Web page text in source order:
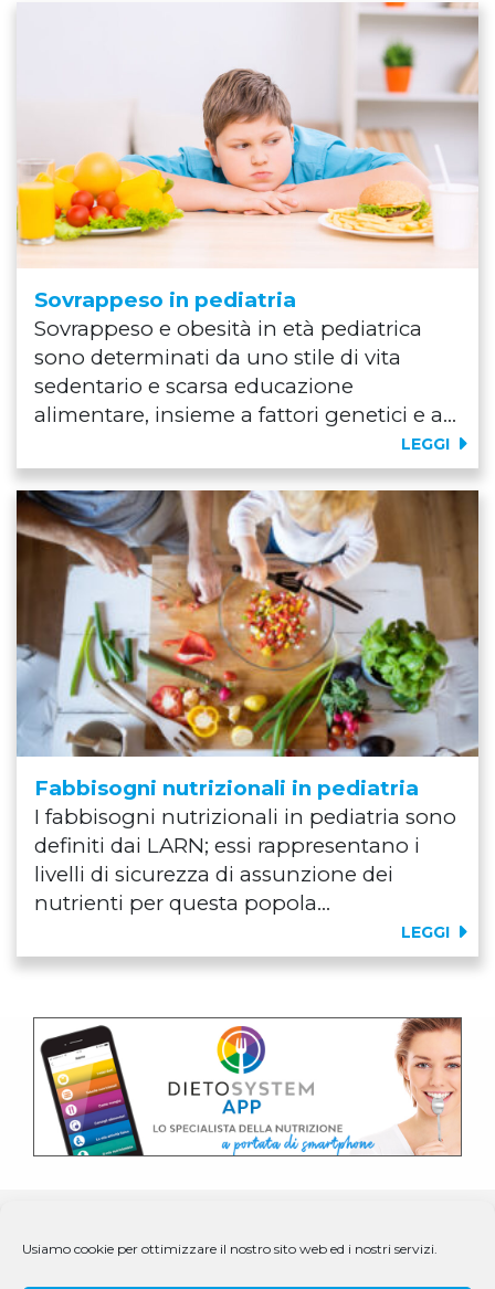
Usiamo cookie per ottimizzare il nostro sito web ed i nostri servizi.
Sovrappeso in pediatria
Sovrappeso e obesità in età pediatrica
sono determinati da uno stile di vita
sedentario e scarsa educazione
alimentare, insieme a fattori genetici e a...
LEGGI
Fabbisogni nutrizionali in pediatria
I fabbisogni nutrizionali in pediatria sono
definiti dai LARN; essi rappresentano i
livelli di sicurezza di assunzione dei
nutrienti per questa popola...
LEGGI